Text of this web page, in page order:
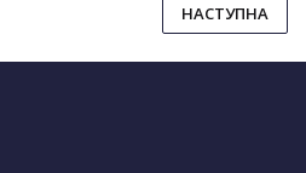
НАСТУПНА